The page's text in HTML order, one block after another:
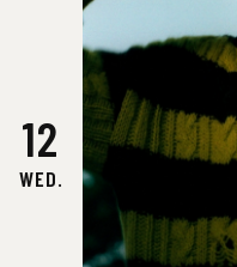
12
WED.